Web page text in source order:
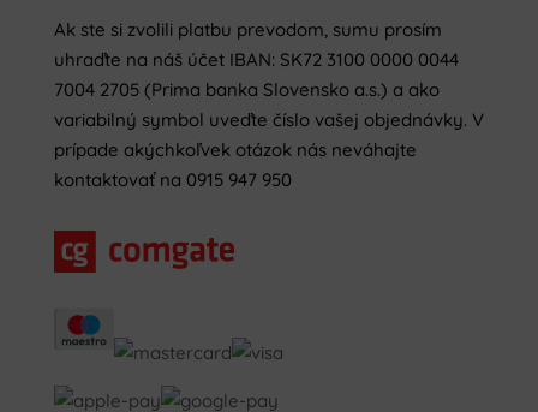
Ak ste si zvolili platbu prevodom, sumu prosím
uhraďte na náš účet IBAN: SK72 3100 0000 0044
7004 2705 (Prima banka Slovensko a.s.) a ako
variabilný symbol uveďte číslo vašej objednávky. V
prípade akýchkoľvek otázok nás neváhajte
kontaktovať na 0915 947 950